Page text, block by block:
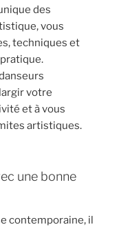
des
vous
techniques et
votre
et à vous
artistiques.
une bonne
contemporaine, il